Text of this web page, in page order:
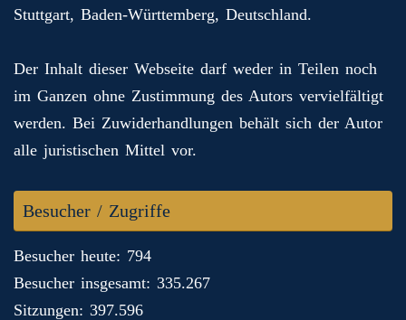
Stuttgart, Baden-Württemberg, Deutschland.
Der Inhalt dieser Webseite darf weder in Teilen noch
im Ganzen ohne Zustimmung des Autors vervielfältigt
werden. Bei Zuwiderhandlungen behält sich der Autor
alle juristischen Mittel vor.
Besucher / Zugriffe
Besucher heute: 794
Besucher insgesamt: 335.267
Sitzungen: 397.596